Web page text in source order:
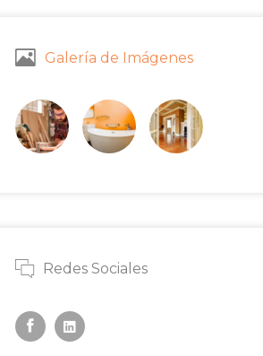
Galería de Imágenes
Redes Sociales